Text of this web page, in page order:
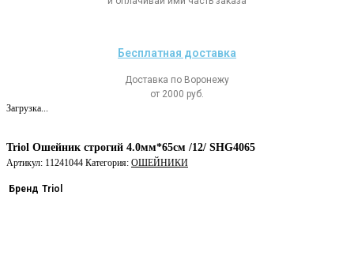
Бесплатная доставка
Доставка по Воронежу
от 2000 руб.
Загрузка...
Triol Ошейник строгий 4.0мм*65cм /12/ SHG4065
Артикул: 11241044 Категория: ОШЕЙНИКИ
Бренд Triol